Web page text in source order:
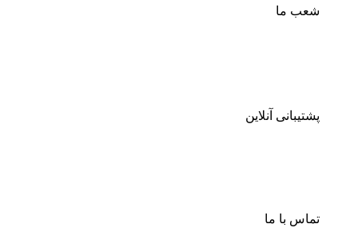
شعب ما
پشتیبانی آنلاین
تماس با ما